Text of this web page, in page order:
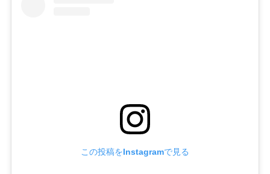
この投稿をInstagramで見る